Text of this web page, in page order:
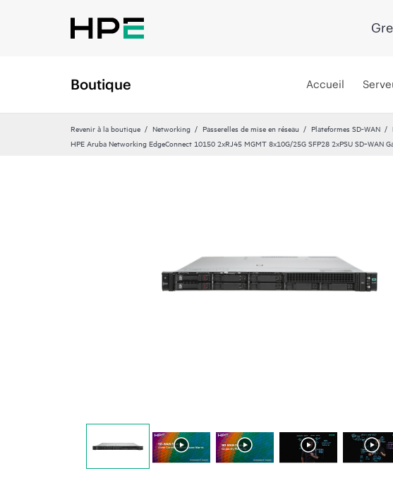
Boutique Accueil
Revenir à la boutique Networking Passerelles de mise en réseau Plateformes SD-WAN
HPE Aruba Networking EdgeConnect 10150 2xRJ45 MGMT 8x10G/25G SFP28 2xPSU SD‑WAN